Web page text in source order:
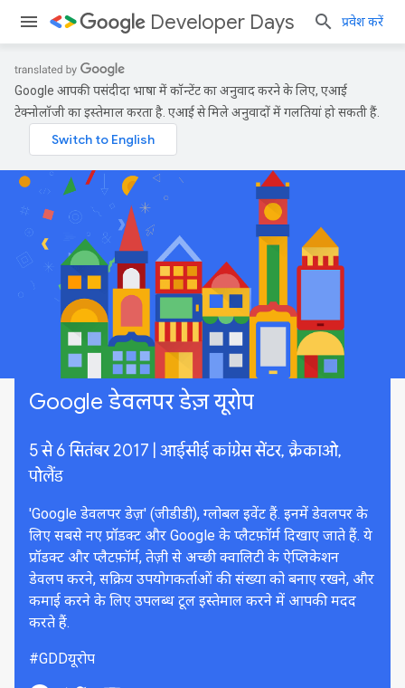
Developer Days प्रवेश करें
Google आपकी पसंदीदा भाषा में कॉन्टेंट का अनुवाद करने के लिए, एआई
टेक्नोलॉजी का इस्तेमाल करता है. एआई से मिले अनुवादों में गलतियां हो सकती हैं.
Google डेवलपर डेज़ यूरोप
5 से 6 सितंबर 2017 | आईसीई कांग्रेस सेंटर, क्रैकाओ,
पोलैंड
'Google डेवलपर डेज़' (जीडीडी), ग्लोबल इवेंट हैं. इनमें डेवलपर के
लिए सबसे नए प्रॉडक्ट और Google के प्लैटफ़ॉर्म दिखाए जाते हैं. ये
प्रॉडक्ट और प्लैटफ़ॉर्म, तेज़ी से अच्छी क्वालिटी के ऐप्लिकेशन
डेवलप करने, सक्रिय उपयोगकर्ताओं की संख्या को बनाए रखने, और
कमाई करने के लिए उपलब्ध टूल इस्तेमाल करने में आपकी मदद
करते हैं.
#GDDयूरोप